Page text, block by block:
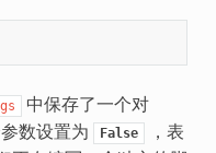
中保存了一个对
数设置为 False
，表